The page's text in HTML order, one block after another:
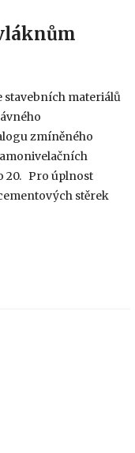
stavebních materiálů
zmíněného
20. Pro úplnost
stěrek